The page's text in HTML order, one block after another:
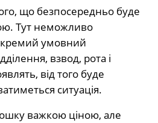
що безпосередньо буде
Тут неможливо
умовний
взвод, рота і
від того буде
ситуація.
важкою ціною, але